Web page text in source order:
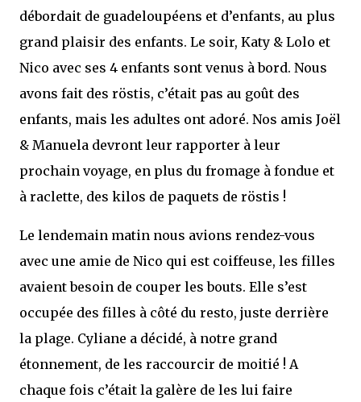
débordait de guadeloupéens et d’enfants, au plus
grand plaisir des enfants. Le soir, Katy & Lolo et
Nico avec ses 4 enfants sont venus à bord. Nous
avons fait des röstis, c’était pas au goût des
enfants, mais les adultes ont adoré. Nos amis Joël
& Manuela devront leur rapporter à leur
prochain voyage, en plus du fromage à fondue et
à raclette, des kilos de paquets de röstis !
Le lendemain matin nous avions rendez-vous
avec une amie de Nico qui est coiffeuse, les filles
avaient besoin de couper les bouts. Elle s’est
occupée des filles à côté du resto, juste derrière
la plage. Cyliane a décidé, à notre grand
étonnement, de les raccourcir de moitié ! A
chaque fois c’était la galère de les lui faire